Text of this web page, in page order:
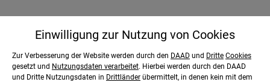
Einwilligung zur Nutzung von Cookies
Zur Verbesserung der Website werden durch den DAAD und Dritte Cookies
gesetzt und Nutzungsdaten verarbeitet. Hierbei werden durch den DAAD
und Dritte Nutzungsdaten in Drittländer übermittelt, in denen kein mit dem